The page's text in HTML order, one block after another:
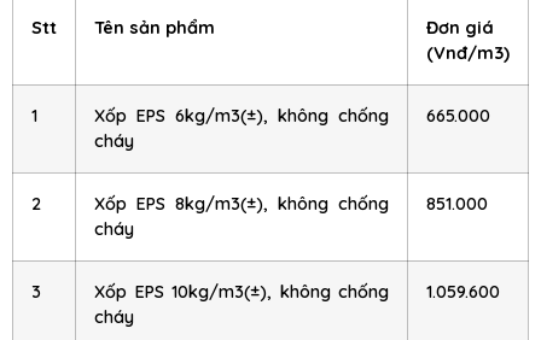
Stt Tên sản phẩm
Đơn giá
(Vnđ/m3)
1
Xốp EPS 6kg/m3(±), không chống
cháy
665.000
2
Xốp EPS 8kg/m3(±), không chống
cháy
851.000
3
Xốp EPS 10kg/m3(±), không chống
cháy
1.059.600